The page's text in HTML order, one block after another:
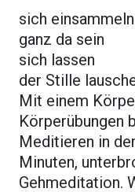
sich einsammeln
ganz da sein
sich lassen
der Stille
Mit einem
Körperübungen
Meditieren in
Minuten,
Gehmeditation.